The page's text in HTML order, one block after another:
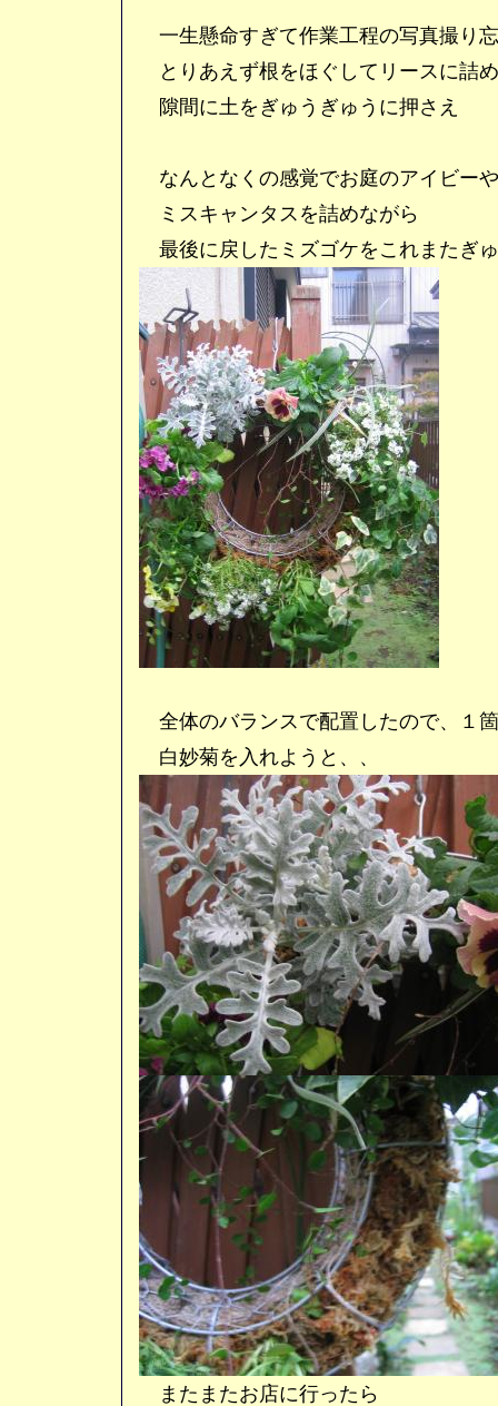
一生懸命すぎて作業工程の写真撮り
とりあえず根をほぐしてリースに詰
隙間に土をぎゅうぎゅうに押さえ
なんとなくの感覚でお庭のアイビー
ミスキャンタスを詰めながら
最後に戻したミズゴケをこれまたぎ
全体のバランスで配置したので、１
白妙菊を入れようと、、
またまたお店に行ったら